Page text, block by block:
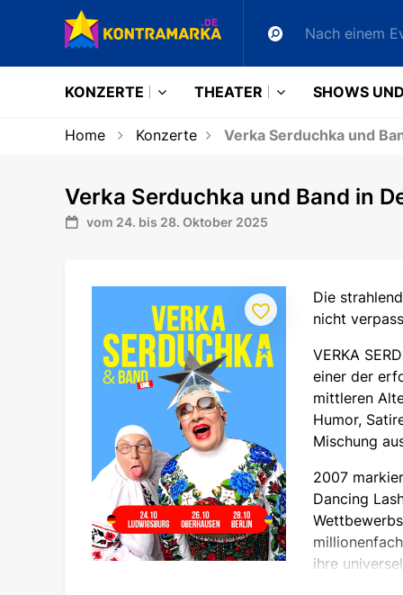
KONZERTE THEATER SHOWS
Home Konzerte Verka Serduchka und
Verka Serduchka und Band in
vom 24. bis 28. Oktober 2025
Die
nicht
VERKA
einer der
mittleren
Humor,
Mischung
2007
Dancing
ihre